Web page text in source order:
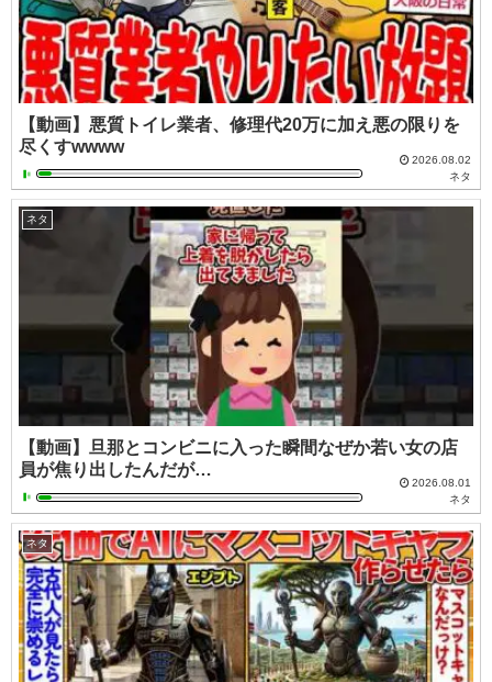
【動画】悪質トイレ業者、修理代20万に加え悪の限りを
尽くすwwww
2026.08.02
ネタ
ネタ
【動画】旦那とコンビニに入った瞬間なぜか若い女の店
員が焦り出したんだが…
2026.08.01
ネタ
ネタ